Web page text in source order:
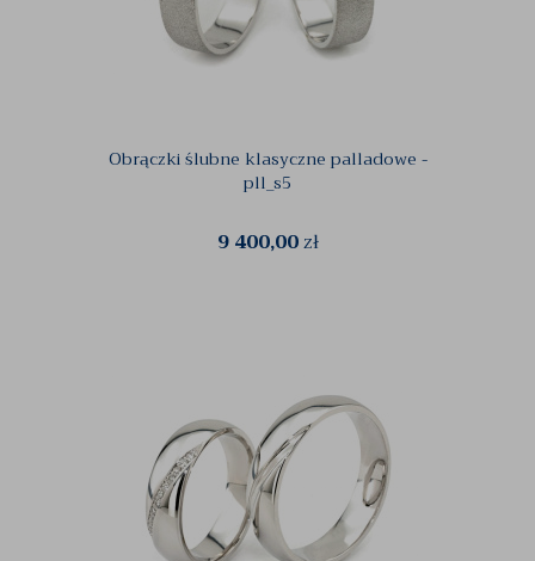
Obrączki ślubne klasyczne palladowe -
pll_s5
9 400,00zł